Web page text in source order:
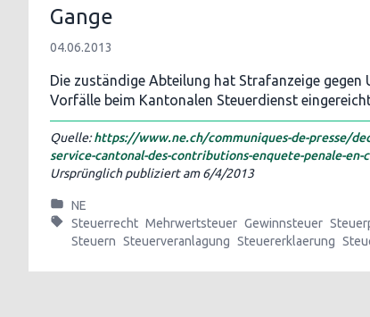
Gange
04.06.2013
Die zuständige Abteilung hat Strafanzeige gegen
Vorfälle beim Kantonalen Steuerdienst
Quelle:https://www.ne.ch/communiques-de-presse/
service-cantonal-des-contributions-enquete-penale-en-
Ursprünglich publiziert am6/4/2013
NE
Steuerrecht Mehrwertsteuer Gewinnsteuer
Steuern Steuerveranlagung Steuererklaerung